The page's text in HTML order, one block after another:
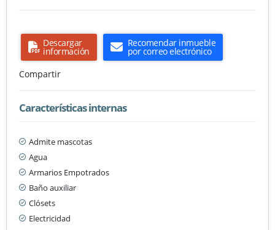
Descargar
información
Recomendar inmueble
por correo electrónico
Compartir
Características internas
Admite mascotas
Agua
Armarios Empotrados
Baño auxiliar
Clósets
Electricidad